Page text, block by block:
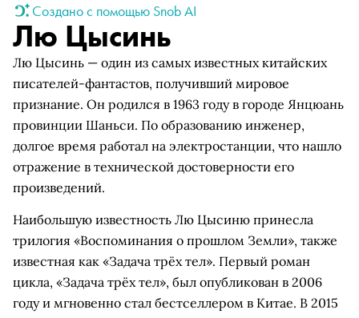
Создано с помощью Snob AI
Лю Цысинь
Лю Цысинь — один из самых известных китайских
писателей-фантастов, получивший мировое
признание. Он родился в 1963 году в городе Янцюань
провинции Шаньси. По образованию инженер,
долгое время работал на электростанции, что нашло
отражение в технической достоверности его
произведений.
Наибольшую известность Лю Цысиню принесла
трилогия «Воспоминания о прошлом Земли», также
известная как «Задача трёх тел». Первый роман
цикла, «Задача трёх тел», был опубликован в 2006
году и мгновенно стал бестселлером в Китае. В 2015